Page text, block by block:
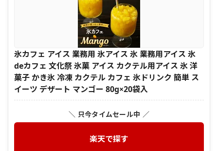
氷カフェ アイス 業務用 氷アイス 氷 業務用アイス 氷
deカフェ 文化祭 氷菓 アイス カクテル用アイス 氷 洋
菓子 かき氷 冷凍 カクテル カフェ 氷ドリンク 簡単 ス
イーツ デザート マンゴー 80g×20袋入
＼ 只今タイムセール中 ／
楽天で探す